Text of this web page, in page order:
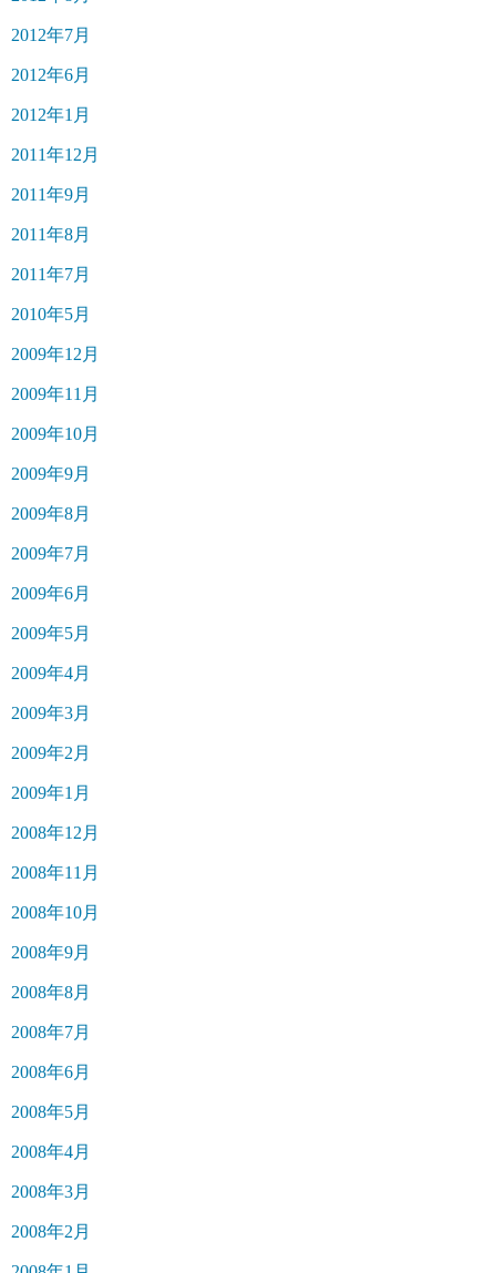
2012年7月
2012年6月
2012年1月
2011年12月
2011年9月
2011年8月
2011年7月
2010年5月
2009年12月
2009年11月
2009年10月
2009年9月
2009年8月
2009年7月
2009年6月
2009年5月
2009年4月
2009年3月
2009年2月
2009年1月
2008年12月
2008年11月
2008年10月
2008年9月
2008年8月
2008年7月
2008年6月
2008年5月
2008年4月
2008年3月
2008年2月